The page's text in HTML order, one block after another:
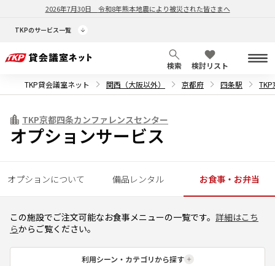
2026年7月30日 令和8年熊本地震により被災された皆さまへ
TKPのサービス一覧
検索
検討リスト
TKP貸会議室ネット
関西（大阪以外） 京都府 四条駅
TKP京都四条カンファレンスセンター
オプションサービス
オプションについて 備品レンタル お食事・お弁当
この施設でご注文可能なお食事メニューの一覧です。 詳細はこち
らからご覧ください。
利用シーン・カテゴリから探す